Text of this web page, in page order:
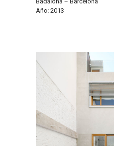
Año: 2013